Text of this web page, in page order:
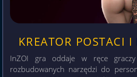
KREATOR POSTACI
InZOI gra oddaje w ręce
rozbudowanych narzędzi do